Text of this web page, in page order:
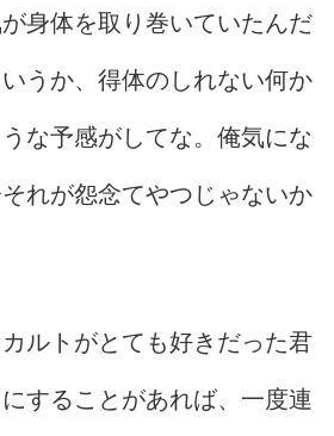
身体を取り巻いていたんだ
うか、得体のしれない何か
な予感がしてな。俺気にな
れが怨念てやつじゃないか
ルトがとても好きだった君
することがあれば、一度連